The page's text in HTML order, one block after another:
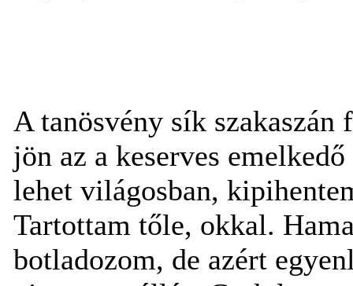
A tanösvény sík szakaszán
jön az a keserves
lehet világosban,
Tartottam tőle, okkal.
botladozom, de azért